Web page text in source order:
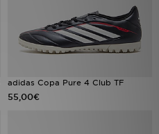
adidas Copa Pure 4 Club TF
55,00€